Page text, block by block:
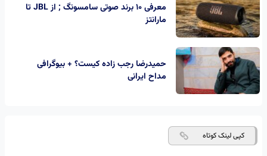
معرفی 10 برند صوتی سامسونگ ; از JBL تا
مارانتز
حمیدرضا رجب‌ زاده کیست؟ + بیوگرافی
مداح ایرانی
کپی لینک کوتاه